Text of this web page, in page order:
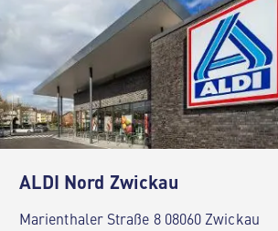
ALDI Nord Zwickau
Marienthaler Straße 8 08060 Zwickau